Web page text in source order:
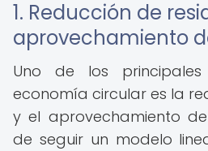
1. Reducción de
aprovechamiento
Uno de los
economía circular es la
y el aprovechamiento
de seguir un modelo